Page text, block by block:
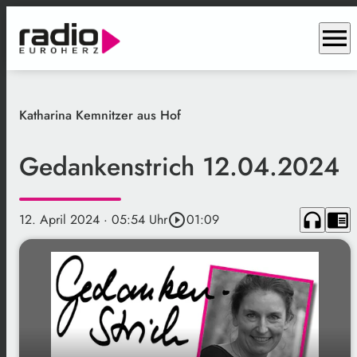
menu
Katharina Kemnitzer aus Hof
Gedankenstrich 12.04.2024
12. April 2024 · 05:54 Uhrplay_circle_outline01:09 headphones chrome_reader_mode